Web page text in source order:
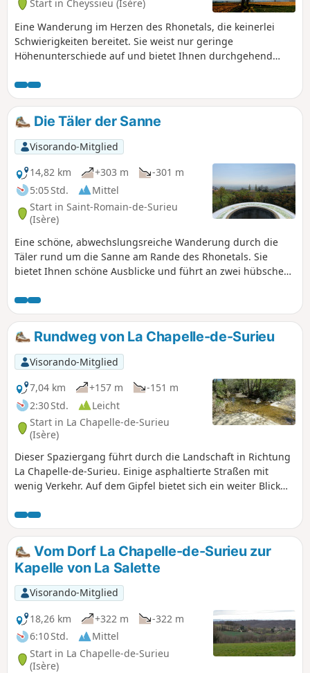
Start in Cheyssieu (Isère)
Eine Wanderung im Herzen des Rhonetals, die keinerlei
Schwierigkeiten bereitet. Sie weist nur geringe
Höhenunterschiede auf und bietet Ihnen durchgehend
Die Täler der Sanne
Visorando-Mitglied
14,82 km
+303 m
-301 m
5:05 Std.
Mittel
Start in Saint-Romain-de-Surieu
(Isère)
Eine schöne, abwechslungsreiche Wanderung durch die
Täler rund um die Sanne am Rande des Rhonetals. Sie
bietet Ihnen schöne Ausblicke und führt an zwei hübschen
Wanderung abzuraten, da drei Furten zu überqueren sind.
Rundweg von La Chapelle-de-Surieu
Visorando-Mitglied
7,04 km
+157 m
-151 m
2:30 Std.
Leicht
Start in La Chapelle-de-Surieu
(Isère)
Dieser Spaziergang führt durch die Landschaft in Richtung
La Chapelle-de-Surieu. Einige asphaltierte Straßen mit
wenig Verkehr. Auf dem Gipfel bietet sich ein weiter Blick
Vercors-Kette auf der anderen. Wiesen und Ackerland.
Achtung: eine Furt über die Sanne, die bei Hochwasser
gemieden werden sollte.
Vom Dorf La Chapelle-de-Surieu zur
Kapelle von La Salette
Visorando-Mitglied
18,26 km
+322 m
-322 m
6:10 Std.
Mittel
Start in La Chapelle-de-Surieu
(Isère)